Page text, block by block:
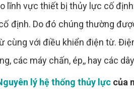
lĩnh vực thiết bị thủy lực cố
định. Do đó chúng thường
cùng với điều khiển điện từ.
các máy chấn, ép,, hay các
lý hệ thống thủy lực của